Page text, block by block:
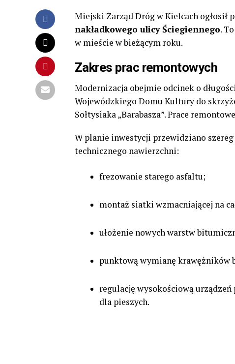
Miejski Zarząd Dróg w Kielcach ogłosił
nakładkowego ulicy Ściegiennego.
w mieście w bieżącym roku.
Zakres prac remontowych
Modernizacja obejmie odcinek o
Wojewódzkiego Domu Kultury do
Sołtysiaka „Barabasza”. Prace
W planie inwestycji przewidziano
technicznego nawierzchni:
frezowanie starego asfaltu;
montaż siatki wzmacniającej na
ułożenie nowych warstw
punktową wymianę krawężników
regulację wysokościową
dla pieszych.